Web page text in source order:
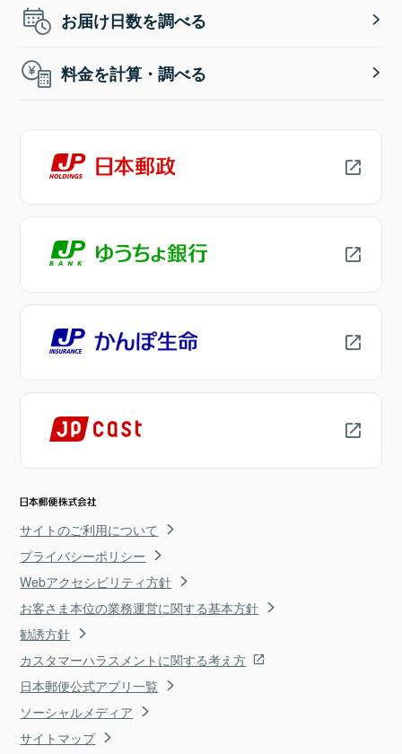
お届け日数を調べる
料金を計算・調べる
サイトのご利用について
プライバシーポリシー
Webアクセシビリティ方針
お客さま本位の業務運営に関する基本方針
勧誘方針
カスタマーハラスメントに関する考え方
日本郵便公式アプリ一覧
ソーシャルメディア
サイトマップ